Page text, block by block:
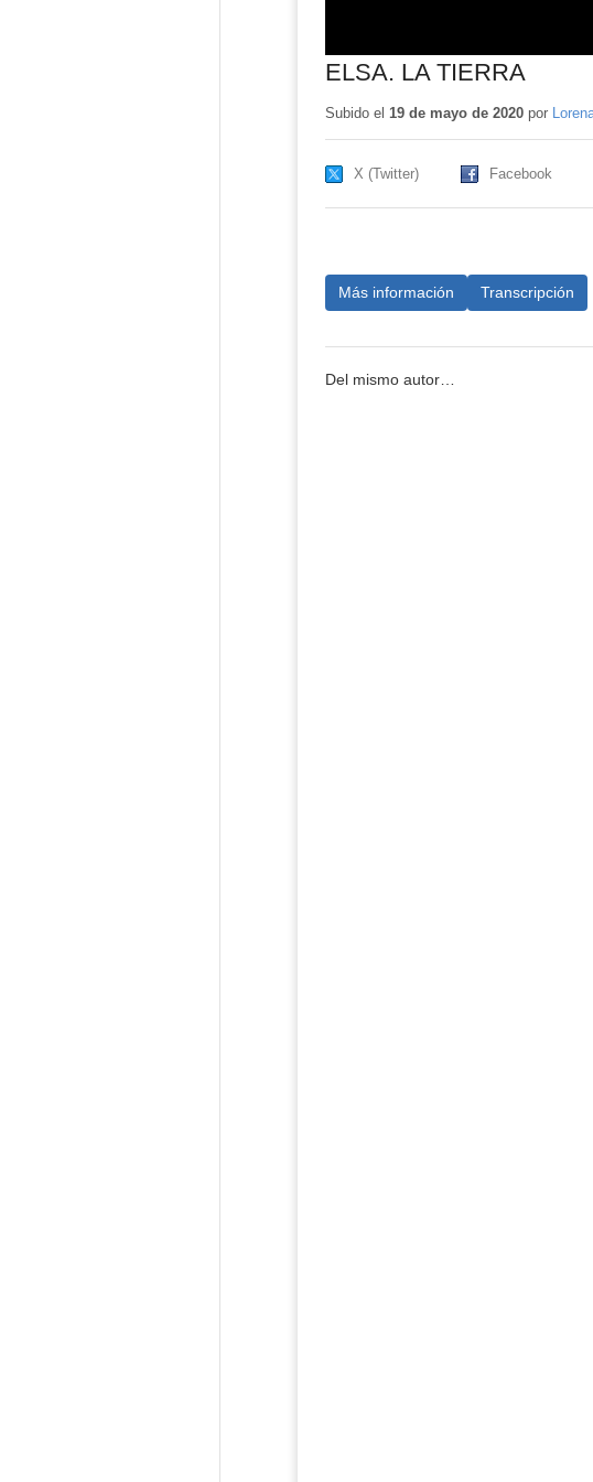
ELSA. LA TIERRA
Subido el 19 de mayo de 2020por
X (Twitter) Facebook
Más información Transcripción
Del mismo autor…